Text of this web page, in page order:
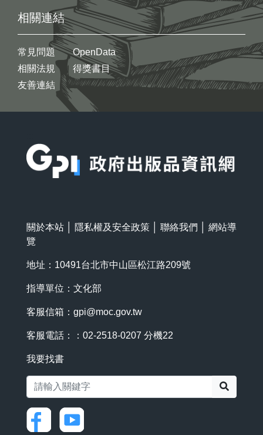
相關連結
常見問題
相關法規
友善連結
OpenData
得獎書目
關於本站 隱私權及安全政策 聯絡我們
網站導
覽
地址：10491台北市中山區松江路209號
指導單位：文化部
客服信箱： gpi@moc.gov.tw
客服電話：：02-2518-0207 分機22
我要找書